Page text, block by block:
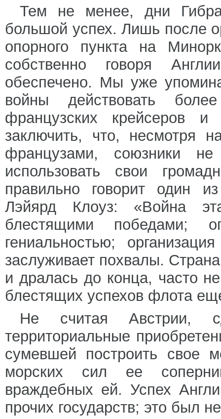
Тем не менее, дни
большой успех. Лишь после
опорного пункта на
собственно говоря
обеспечено. Мы уже
войны действовать
французских крейсеров
заключить, что, несмотря
французами, союзники
использовать свои
правильно говорит один
Лэйярд Клоуз: «Война
блестящими победами;
гениальностью;
заслуживает похвалы.
и дралась до конца, часто
блестящих успехов флота
Не считая Австрии,
территориальные
сумевшей построить свое
морских сил ее
враждебных ей. Успех
прочих государств; это был